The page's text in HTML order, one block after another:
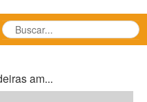
am...